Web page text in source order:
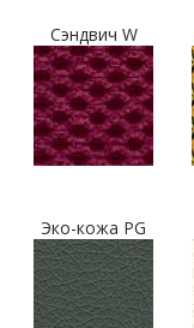
Сэндвич W
Эко-кожа PG